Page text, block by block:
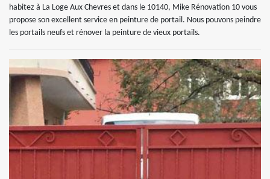
habitez à La Loge Aux Chevres et dans le 10140, Mike Rénovation 10 vous
propose son excellent service en peinture de portail. Nous pouvons peindre
les portails neufs et rénover la peinture de vieux portails.